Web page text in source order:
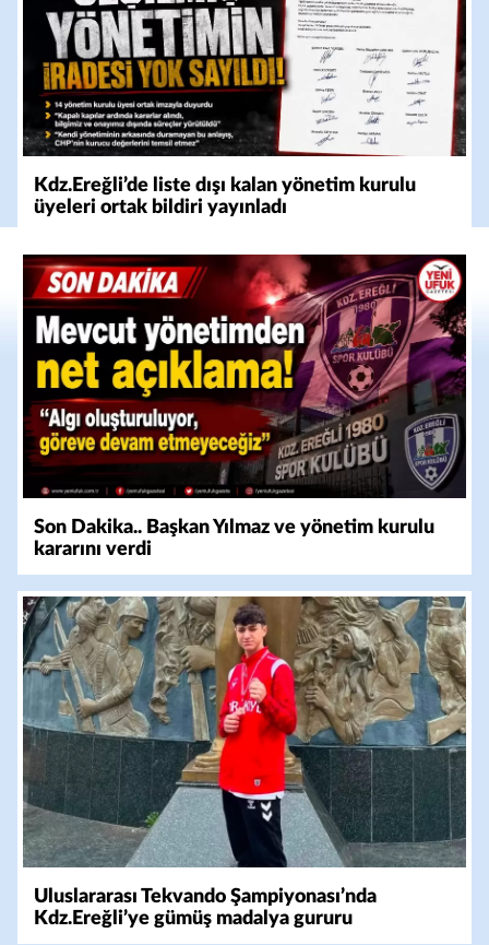
Kdz.Ereğli’de liste dışı kalan yönetim kurulu
üyeleri ortak bildiri yayınladı
Son Dakika.. Başkan Yılmaz ve yönetim kurulu
kararını verdi
Uluslararası Tekvando Şampiyonası’nda
Kdz.Ereğli’ye gümüş madalya gururu